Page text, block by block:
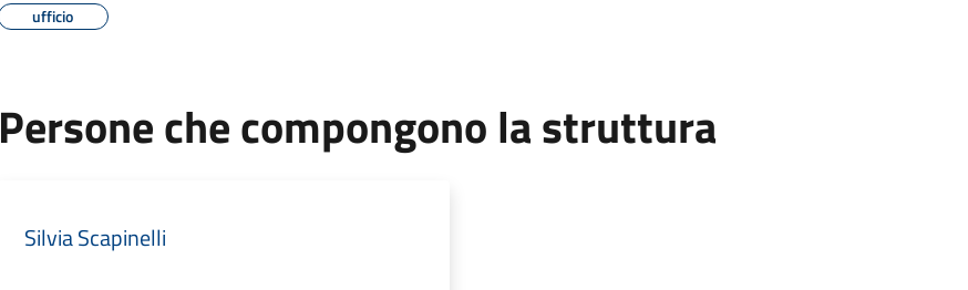
ufficio
Persone che compongono la struttura
Silvia Scapinelli